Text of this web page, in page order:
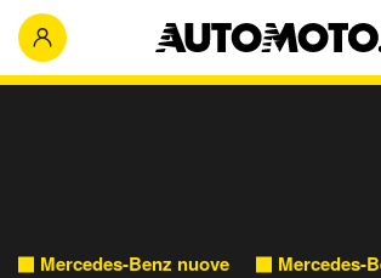
Mercedes-Benz nuove Mercedes-